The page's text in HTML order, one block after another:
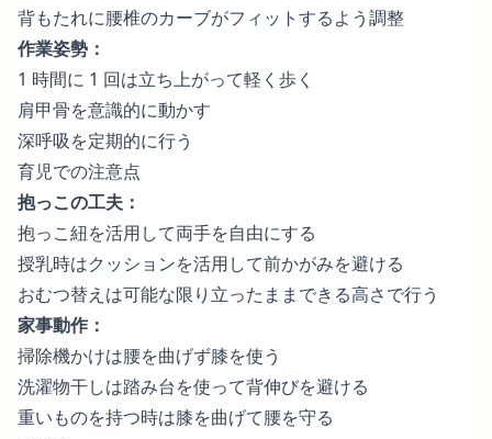
背もたれに腰椎のカーブがフィットするよう調整
作業姿勢：
1 時間に 1 回は立ち上がって軽く歩く
肩甲骨を意識的に動かす
深呼吸を定期的に行う
育児での注意点
抱っこの工夫：
抱っこ紐を活用して両手を自由にする
授乳時はクッションを活用して前かがみを避ける
おむつ替えは可能な限り立ったままできる高さで行う
家事動作：
掃除機かけは腰を曲げず膝を使う
洗濯物干しは踏み台を使って背伸びを避ける
重いものを持つ時は膝を曲げて腰を守る